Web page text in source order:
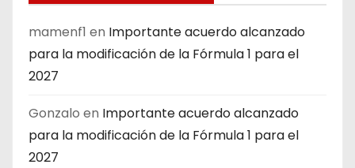
mamenf1 en Importante acuerdo alcanzado
para la modificación de la Fórmula 1 para el
2027
Gonzalo en Importante acuerdo alcanzado
para la modificación de la Fórmula 1 para el
2027